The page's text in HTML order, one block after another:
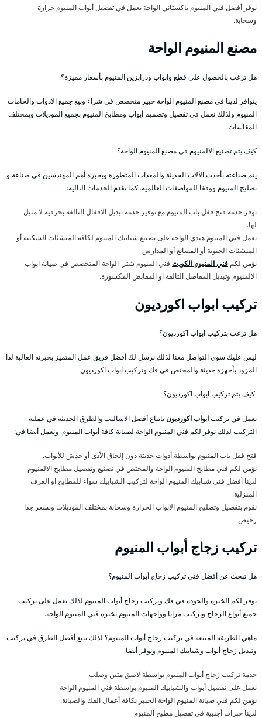
نوفر أفضل فني المنيوم باكستاني الواحة يعمل في تفصيل أبواب المنيوم جرارة
وسحابة.
مصنع المنيوم الواحة
هل ترغب بالحصول على قطع وابواب ودرابزين المنيوم بأسعار مميزة؟
يتوافر لدينا في مصنع المنيوم الواحة خبير متخصص في شراء وبيع جميع الادوات والخامات
المنيوم ولذلك نعمل في تفصيل وتصميم أبواب ومطابخ المنيوم بجميع الموديلات وبمختلف
المقاسات.
كيف يتم تصنيع الالمنيوم في مصنع المنيوم الواحة؟
يتم صناعته بأحدث الآلات الحديثة والمعدات المتطورة وبخبرة أهم المهندسين في صناعة و
تصليح المنيوم ووفقا للمواصفات العالمية. كما نقدم الخدمات التالية:
نوفر خدمة فتح قفل باب المنيوم مع توفير خدمة تبديل الاقفال التالفة بحرفية لا مثيل
لها.
يعمل فني المنيوم هندي الواحة على تصنيع شبابيك المنيوم لكافة المنشئات السكنية أو
المنشئات الحيوية أو المصانع أو المدارس
نؤمن لكم فني المنيوم الكويت فني المنيوم شتر الواحة المتخصص في صيانة ابواب
الالمنيوم وتبديل المفاصل التالفة او المقابض المكسورة.
تركيب ابواب اكورديون
هل ترغب بتركيب ابواب اكورديون؟
ليس عليك سوى التواصل معنا لذلك نرسل لك أفضل فريق عمل المتميز بخبرته العالية لذا
المزود بأجهزة حديثة والمختص في فك وتركيب ابواب اكورديون
كيف يتم تركيب ابواب اكورديون؟
نعمل في تركيبابواب اكورديونباتباع أفضل الاساليب والطرق الحديثة في عملية
التركيب لذلك نوفر لكم فني المنيوم الواحة لصيانة كافة أبواب المنيوم. ونعمل أيضا في:
فتح قفل باب المنيوم بواسطة أدوات حديثة دون إلحاق الأذى أو خدش للأبواب.
نؤمن لكم فني مطابخ المنيوم الواحة والمختص في تصنيع وتفصيل مطابخ الالمنيوم
لدينا أفضل فني شبابيك المنيوم الواحة لتركيب الشبابيك سواء للمطابخ او الغرف
المنزلية.
نقوم بتفصيل وتصليح المنيوم الابواب الجرارة وسحابة بمختلف الموديلات وبسعر جدا
رخيص.
تركيب زجاج أبواب المنيوم
هل تبحث عن أفضل فني تركيب زجاج أبواب المنيوم؟
نوفر لكم الخبرة والجودة في فك وتركيب زجاج أبواب المنيوم لذلك نعمل على تركيب
جميع أنواع الزجاج وتركيب مرايا وواجهات المنيوم بخبرة فني المنيوم الواحة.
ماهي الطريقة المتبعة في تركيب زجاج أبواب المنيوم؟ لذلك نتبع أفضل الطرق في تركيب
وتبديل زجاج أبواب وشبابيك المنيوم ونوفر أيضا
خدمة تركيب زجاج أبواب المنيوم بواسطة لاصق متين وصلب.
نعمل على تفصيل أبواب والشبابيك المنيوم بواسطة فني المنيوم الواحة
نؤمن لكم فني صيانة المنيوم الواحة الخبير بكافة أعمال الفك والصيانة.
لدينا خبرات أجنبية في تفصيل مطبخ المنيوم